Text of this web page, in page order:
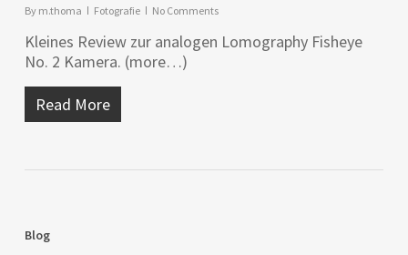
By m.thoma Fotografie No Comments
Kleines Review zur analogen Lomography Fisheye
No. 2 Kamera. (more…)
Read More
Blog